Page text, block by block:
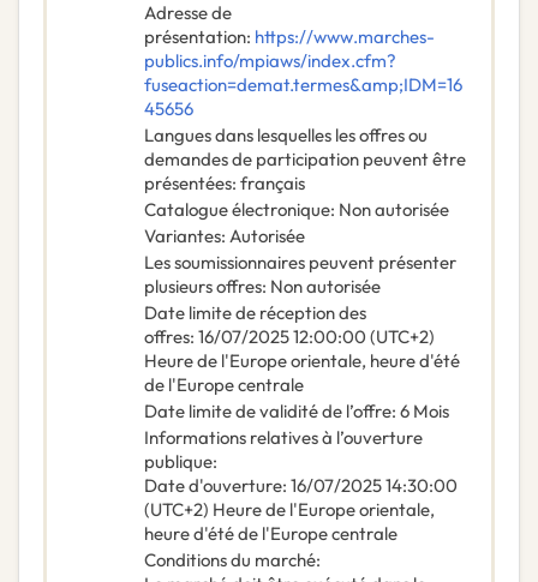
Adresse de
présentation: https://www.marches-
publics.info/mpiaws/index.cfm?
fuseaction=demat.termes&amp;IDM=16
45656
Langues dans lesquelles les offres ou
demandes de participation peuvent être
présentées: français
Catalogue électronique: Non autorisée
Variantes: Autorisée
Les soumissionnaires peuvent présenter
plusieurs offres: Non autorisée
Date limite de réception des
offres: 16/07/202512:00:00 (UTC+2)
Heure de l'Europe orientale, heure d'été
de l'Europe centrale
Date limite de validité de l’offre: 6 Mois
Informations relatives à l’ouverture
publique:
Date d'ouverture: 16/07/202514:30:00
(UTC+2) Heure de l'Europe orientale,
heure d'été de l'Europe centrale
Conditions du marché: